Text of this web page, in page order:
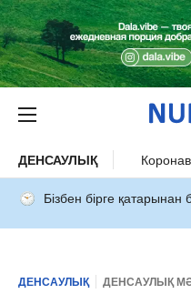
ДЕНСАУЛЫҚ
Бізбен бірге қатарынан
ДЕНСАУЛЫҚ ДЕНСАУЛЫҚ